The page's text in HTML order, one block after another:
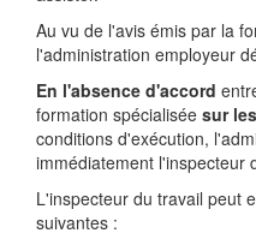
Au vu de l'avis émis par la
l'administration employeur
En l'absence d'accord
formation spécialisée sur
conditions d'exécution,
immédiatement l'inspecteur
L'inspecteur du travail peut
suivantes :